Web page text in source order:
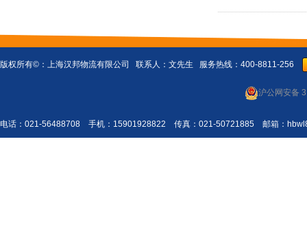
版权所有©： 上海汉邦物流有限公司 联系人：文先生 服务热线：400-8811-256
沪公网安备
电话：021-56488708 手机：15901928822 传真：021-50721885 邮箱：